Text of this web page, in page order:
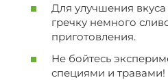
Для улучшения
гречку немного
приготовления.
Не бойтесь
специями и травами!